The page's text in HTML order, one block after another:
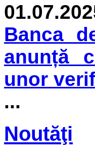
Banca
anunță
unor
...
Noutăţi